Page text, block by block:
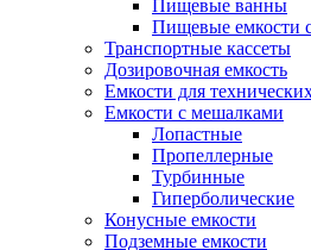
Пищевые ванны
Пищевые емкости
Транспортные кассеты
Дозировочная емкость
Емкости для
Емкости с мешалками
Лопастные
Пропеллерные
Турбинные
Гиперболические
Конусные емкости
Подземные емкости